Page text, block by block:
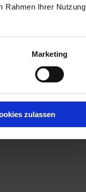
Rahmen Ihrer Nutzung
Marketing
zulassen